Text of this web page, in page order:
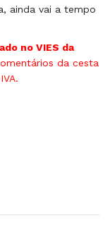
ainda vai a tempo
no VIES da
da cesta